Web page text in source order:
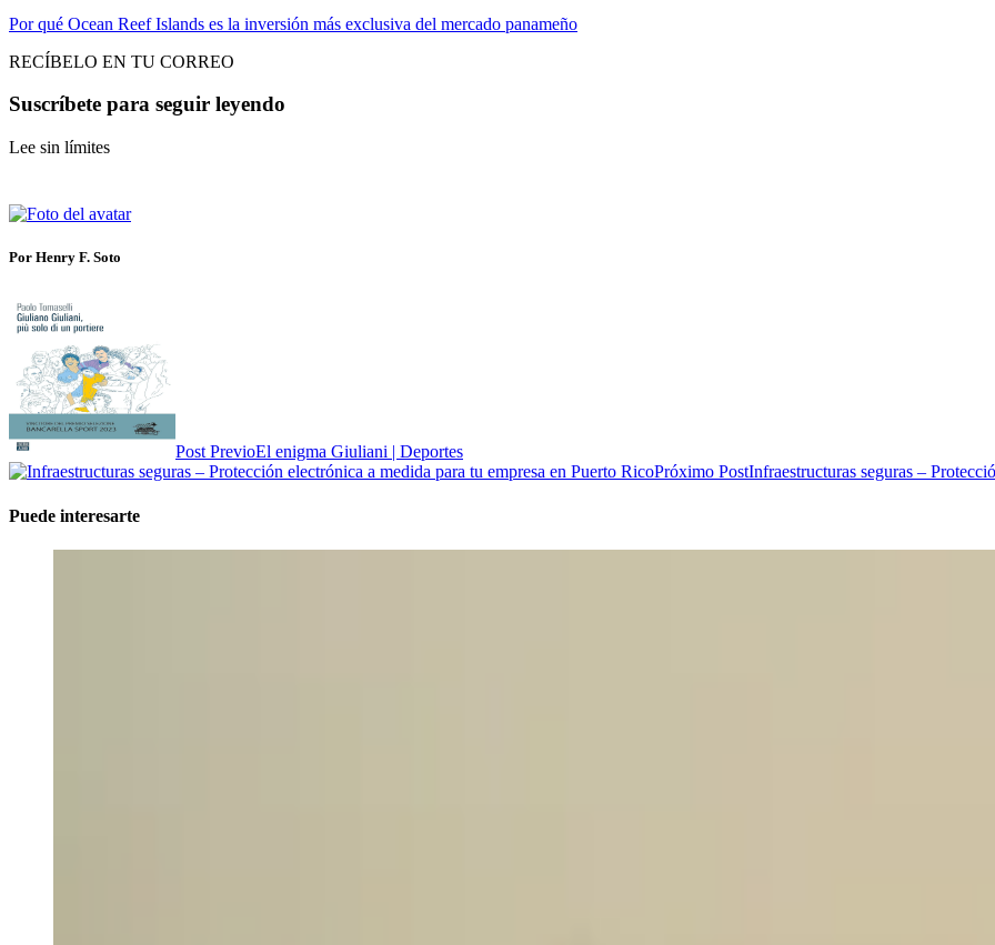
Por qué Ocean Reef Islands es la inversión más exclusiva del mercado panameño
RECÍBELO EN TU CORREO
Suscríbete para seguir leyendo
Lee sin límites
Por Henry F. Soto
Post PrevioEl enigma Giuliani | Deportes
Próximo PostInfraestructuras seguras –
Puede interesarte